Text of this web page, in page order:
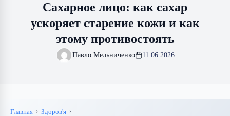
Сахарное лицо: как сахар
ускоряет старение кожи и как
этому противостоять
Павло Мельниченко 11.06.2026
Главная
Здоров'я